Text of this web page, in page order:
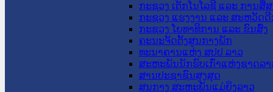
ກະຊວງ ເຕັກໂນໂລຊີ ແລະ ການສື່
ກະຊວງ ແຮງງານ ແລະ ສະຫວັດ
ກະຊວງ ໂຍທາທິການ ແລະ ຂົນສົ່ງ
ຄະນະຈັດຕັ້ງສູນກາງພັກ
ທະນາຄານແຫ່ງ ສປປ ລາວ
ສະຫະພັນນັກຮົບເກົ່າແຫ່ງຊາດລາ
ສານປະຊາຊົນສູງສຸດ
ສູນກາງ ສະຫະພັນແມ່ຍິງລາວ